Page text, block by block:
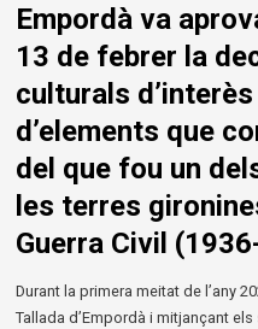
Empordà va
13 de febrer la
culturals
d’elements que
del que fou un
les terres
Guerra Civil
Durant la primera meitat de l’any
Tallada d’Empordà i mitjançant